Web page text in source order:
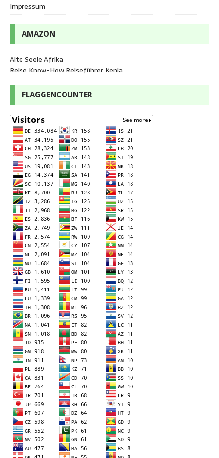
Impressum
AMAZON
Alte Seele Afrika
Reise Know-How Reiseführer Kenia
FLAGGENCOUNTER